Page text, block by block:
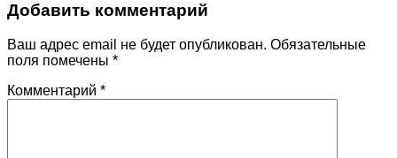
Добавить комментарий
Ваш адрес email не будет опубликован. Обязательные
поля помечены *
Комментарий *